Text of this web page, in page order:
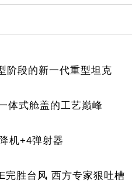
阶段的新一代重型坦克
体式舱盖的工艺巅峰
机+4弹射器
完胜台风 西方专家狠吐槽